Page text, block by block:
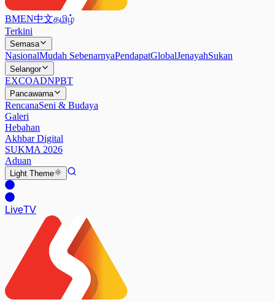
BMEN中文தமிழ்
Terkini
Semasa
NasionalMudah SebenarnyaPendapatGlobalJenayahSukan
Selangor
EXCOADNPBT
Pancawarna
RencanaSeni & Budaya
Galeri
Hebahan
Akhbar Digital
SUKMA 2026
Aduan
Light Theme
LiveTV